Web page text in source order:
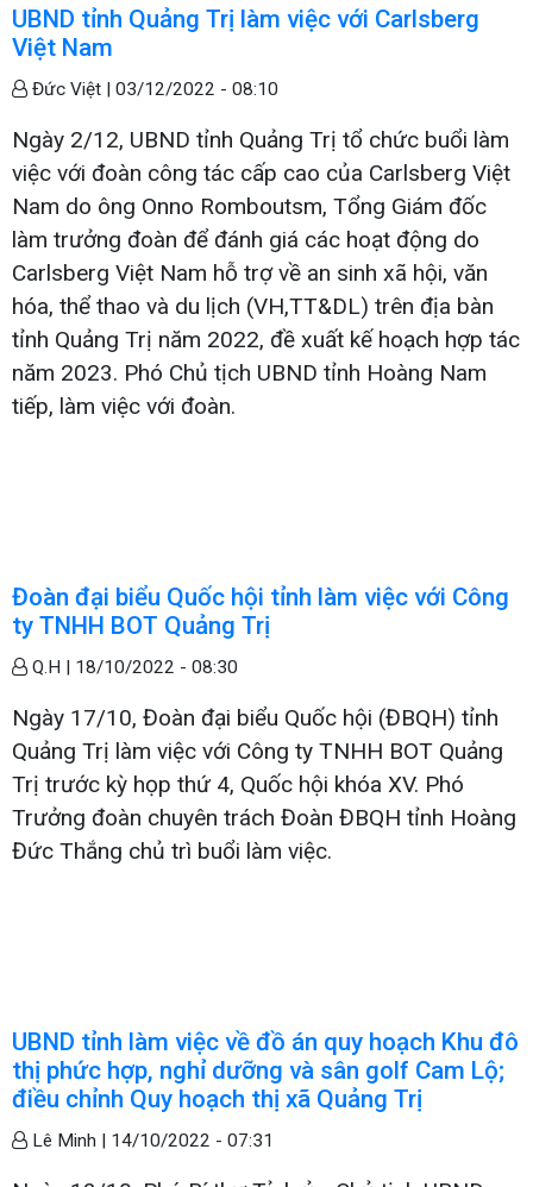
UBND tỉnh Quảng Trị làm việc với Carlsberg
Việt Nam
Đức Việt | 03/12/2022 - 08:10
Ngày 2/12, UBND tỉnh Quảng Trị tổ chức buổi làm
việc với đoàn công tác cấp cao của Carlsberg Việt
Nam do ông Onno Romboutsm, Tổng Giám đốc
làm trưởng đoàn để đánh giá các hoạt động do
Carlsberg Việt Nam hỗ trợ về an sinh xã hội, văn
hóa, thể thao và du lịch (VH,TT&DL) trên địa bàn
tỉnh Quảng Trị năm 2022, đề xuất kế hoạch hợp tác
năm 2023. Phó Chủ tịch UBND tỉnh Hoàng Nam
tiếp, làm việc với đoàn.
Đoàn đại biểu Quốc hội tỉnh làm việc với Công
ty TNHH BOT Quảng Trị
Q.H | 18/10/2022 - 08:30
Ngày 17/10, Đoàn đại biểu Quốc hội (ĐBQH) tỉnh
Quảng Trị làm việc với Công ty TNHH BOT Quảng
Trị trước kỳ họp thứ 4, Quốc hội khóa XV. Phó
Trưởng đoàn chuyên trách Đoàn ĐBQH tỉnh Hoàng
Đức Thắng chủ trì buổi làm việc.
UBND tỉnh làm việc về đồ án quy hoạch Khu đô
thị phức hợp, nghỉ dưỡng và sân golf Cam Lộ;
điều chỉnh Quy hoạch thị xã Quảng Trị
Lê Minh | 14/10/2022 - 07:31